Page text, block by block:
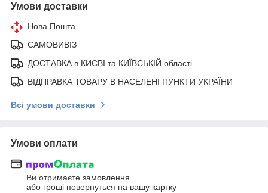
Умови доставки
Нова Пошта
САМОВИВІЗ
ДОСТАВКА в КИЄВІ та КИЇВСЬКІЙ області
ВІДПРАВКА ТОВАРУ В НАСЕЛЕНІ ПУНКТИ УКРАЇНИ
Всі умови доставки
Умови оплати
Ви отримаєте замовлення
або гроші повернуться на вашу картку